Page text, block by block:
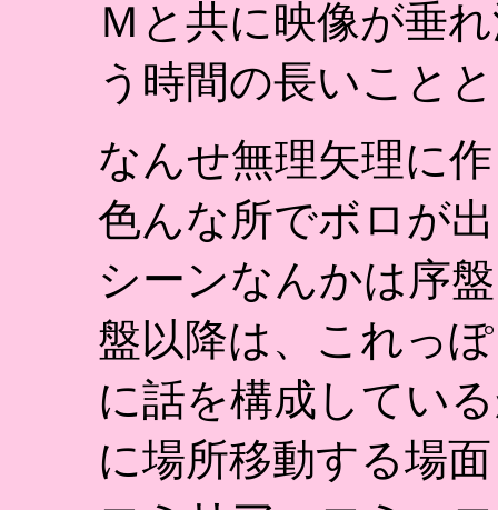
Ｍと共に映像が垂
う時間の長いこと
なんせ無理矢理に
色んな所でボロが
シーンなんかは序
盤以降は、これっ
に話を構成してい
に場所移動する場